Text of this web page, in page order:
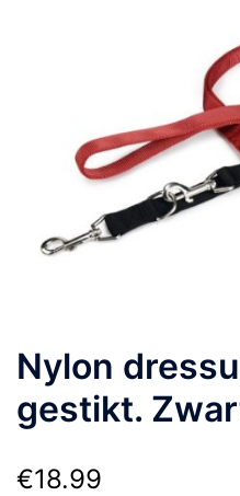
Nylon
gestikt.
€18.99